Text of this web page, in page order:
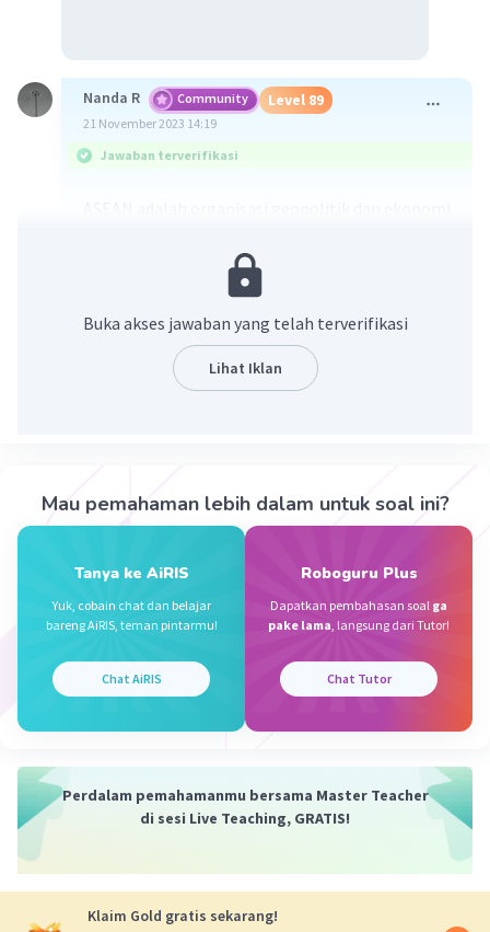
Nanda R Community Level 89
21 November 2023 14:19
Jawaban terverifikasi
Beri Rating
Iklan
Level 33
Association of Southeast Asian Nations (ASEAN)
adalahorganisasi negara-negara di Asia
. ASEAN didirikan pada 8 Agustus 1967
di Bangkok, Thailand. Negara yang menjadi
Founding Fathers ASEAN yakni Indonesia,
Malaysia, Filipina, Singapura, dan Thailand.
mohon bantuan nya untuk rating ya , buat tugas
peliharaan ruangguru 🙏☺️
Buka akses jawaban yang telah terverifikasi
Lihat Iklan
Mau pemahaman lebih dalam untuk soal ini?
Tanya ke AiRIS
Yuk, cobain chat dan belajar
bareng AiRIS, teman pintarmu!
Chat AiRIS
Roboguru Plus
Dapatkan pembahasan soal ga
pake lama, langsung dari Tutor!
Chat Tutor
Perdalam pemahamanmu bersama Master Teacher
di sesi Live Teaching, GRATIS!
Klaim Gold gratis sekarang!